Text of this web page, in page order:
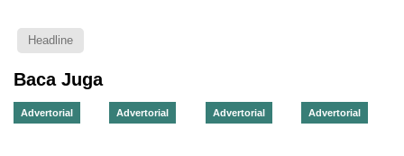
Headline
Baca Juga
Advertorial Advertorial Advertorial Advertorial